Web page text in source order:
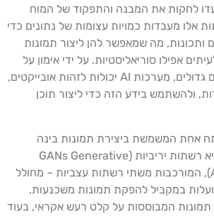
לחקות את המבנה והתפקוד של המוח
אלו מעבדות כמויות עצומות של נתונים כדי
ותכונות, מה שמאפשר להן ליצור תמונות
אפילו סוריאליסטיות. על ידי אימון על
מערכי נתונים גדולים, מערכות AI יכולות לזהות אובייקטים,
ולהשתמש בידע הזה כדי ליצור תוכן
אחת המשמשת ביצירת תמונות בינה
מלאכותית היא רשתות יריביות (GANs Generative
Adversarial), המורכבות משתי רשתות עצביות – מחולל
במקביל להפקת תמונות משכנעות.
תמונות המבוססות על קלט רעש אקראי, בעוד